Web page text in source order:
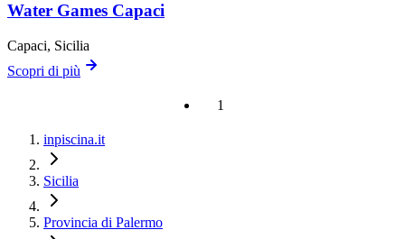
Water Games Capaci
Capaci, Sicilia
Scopri di più
1
inpiscina.it
Sicilia
Provincia di Palermo